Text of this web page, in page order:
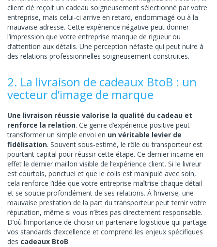
client clé reçoit un cadeau soigneusement sélectionné par votre
entreprise, mais celui-ci arrive en retard, endommagé ou à la
mauvaise adresse. Cette expérience négative peut donner
l’impression que votre entreprise manque de rigueur ou
d’attention aux détails. Une perception néfaste qui peut nuire à
des relations professionnelles soigneusement construites.
2. La livraison de cadeaux BtoB : un
vecteur d’image de marque
Une livraison réussie valorise la qualité du cadeau et
renforce la relation. Ce genre d’expérience positive peut
transformer un simple envoi en un véritable levier de
fidélisation. Souvent sous-estimé, le rôle du transporteur est
pourtant capital pour réussir cette étape. Ce dernier incarne en
effet le dernier maillon visible de l’expérience client. Si le livreur
est courtois, ponctuel et que le colis est manipulé avec soin,
cela renforce l’idée que votre entreprise maîtrise chaque détail
et se soucie profondément de ses relations. À l’inverse, une
mauvaise prestation de la part du transporteur peut ternir votre
réputation, même si vous n’êtes pas directement responsable.
D’où l’importance de choisir un partenaire logistique qui partage
vos standards d’excellence et comprend les enjeux spécifiques
des cadeaux BtoB.